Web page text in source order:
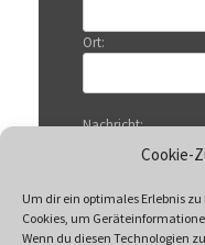
Cookie-
Um dir ein optimales Erlebnis
Cookies, um
Wenn du diesen Technologien
Ort:
Nachricht: